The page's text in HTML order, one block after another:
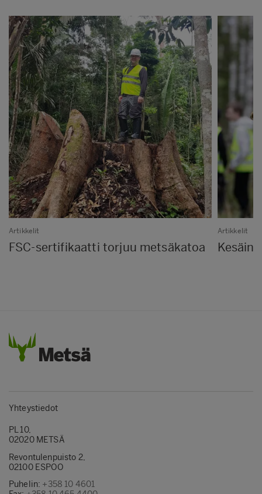
Artikkelit
FSC-sertifikaatti torjuu metsäkatoa
Artikkelit
Yhteystiedot
PL 10,
02020 METSÄ
Revontulenpuisto 2,
02100 ESPOO
Puhelin: +358 10 4601